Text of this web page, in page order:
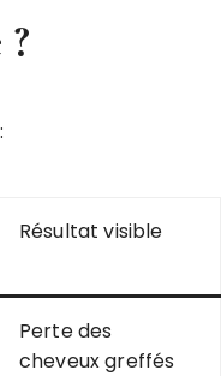
Résultat visible
Perte des
cheveux greffés